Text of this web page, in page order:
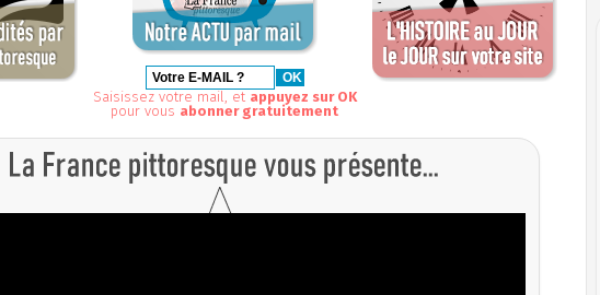
Saisissez votre mail, et appuyez sur OK
pour vous abonner gratuitement